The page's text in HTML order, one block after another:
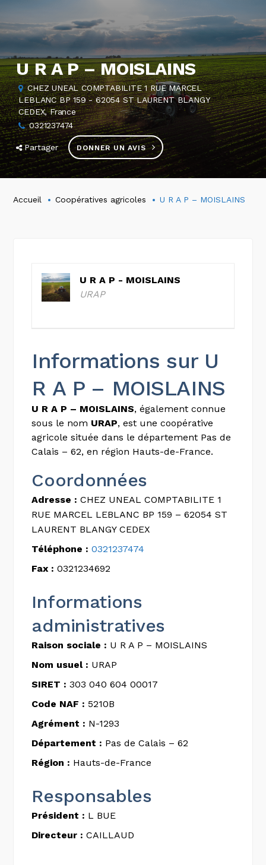
U R A P – MOISLAINS
CHEZ UNEAL COMPTABILITE 1 RUE MARCEL
LEBLANC BP 159 - 62054 ST LAURENT BLANGY
CEDEX, France
0321237474
Partager DONNER UN AVIS
Accueil Coopératives agricoles U R A P – MOISLAINS
U R A P - MOISLAINS
URAP
Informations sur U
R A P – MOISLAINS
U R A P – MOISLAINS, également connue
sous le nom URAP, est une coopérative
agricole située dans le département Pas de
Calais – 62, en région Hauts-de-France.
Coordonnées
Adresse : CHEZ UNEAL COMPTABILITE 1
RUE MARCEL LEBLANC BP 159 – 62054 ST
LAURENT BLANGY CEDEX
Téléphone : 0321237474
Fax : 0321234692
Informations
administratives
Raison sociale : U R A P – MOISLAINS
Nom usuel : URAP
SIRET : 303 040 604 00017
Code NAF : 5210B
Agrément : N-1293
Département : Pas de Calais – 62
Région : Hauts-de-France
Responsables
Président : L BUE
Directeur : CAILLAUD